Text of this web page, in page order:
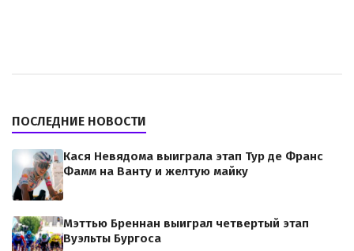
ПОСЛЕДНИЕ НОВОСТИ
Кася Невядома выиграла этап Тур де Франс
Фамм на Ванту и желтую майку
Мэттью Бреннан выиграл четвертый этап
Вуэльты Бургоса